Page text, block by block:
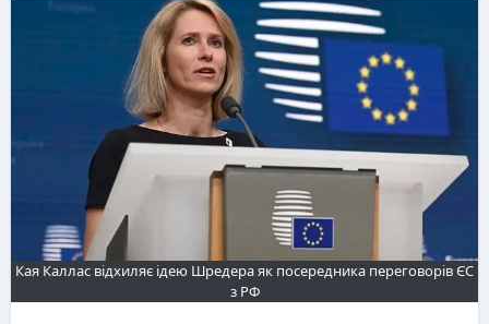
Кая Каллас відхиляє ідею Шредера як посередника переговорів ЄС
з РФ